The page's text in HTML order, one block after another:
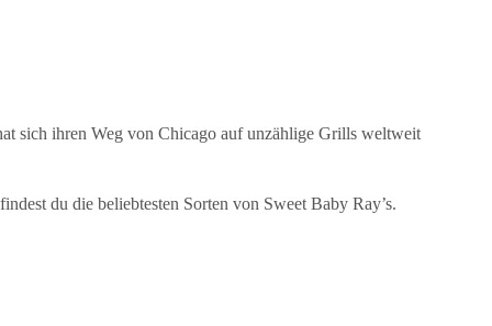
sich ihren Weg von Chicago auf unzählige Grills weltweit
du die beliebtesten Sorten von Sweet Baby Ray’s.